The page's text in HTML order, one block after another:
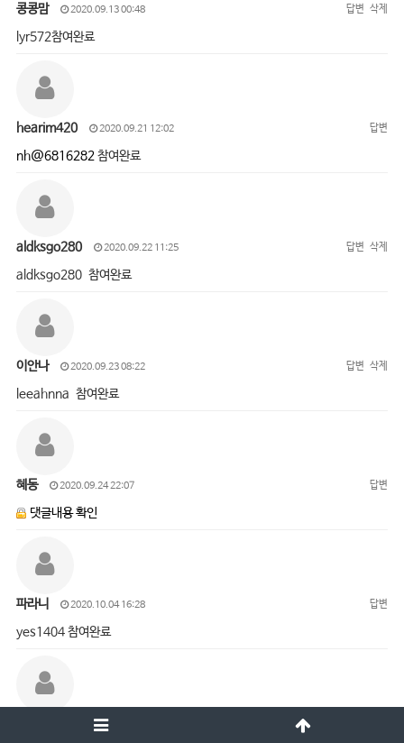
콩콩맘 2020.09.13 00:48 답변 삭제
lyr572참여완료
hearim420 2020.09.21 12:02 답변
nh@6816282참여완료
aldksgo280 2020.09.22 11:25 답변 삭제
aldksgo280 참여완료
이안나 2020.09.23 08:22 답변 삭제
leeahnna 참여완료
혜동 2020.09.24 22:07 답변
댓글내용 확인
파라니 2020.10.04 16:28 답변
yes1404 참여완료
2020.10.05 15:01